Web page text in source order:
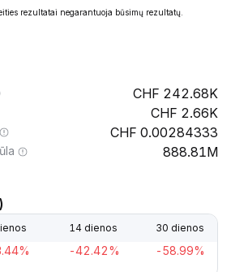
rezultatai negarantuoja būsimų rezultatų.
242.68K
2.66K
0.00284333
888.81M
14 dienos 30 dienos
-42.42% -58.99%